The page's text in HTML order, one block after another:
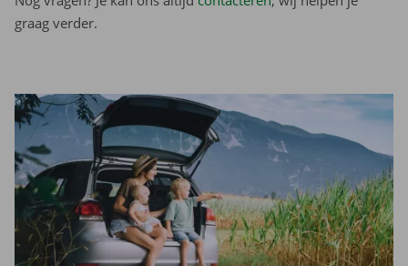
graag verder.